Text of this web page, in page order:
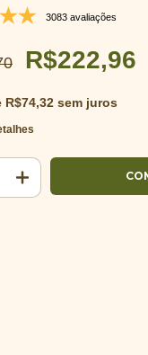
3083 avaliações
R$222,96
R$74,32sem juros